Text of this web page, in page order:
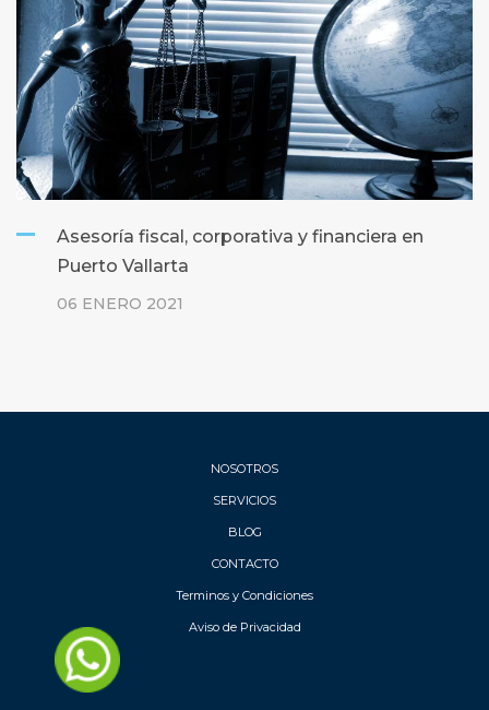
Asesoría fiscal, corporativa y financiera en
Puerto Vallarta
06 ENERO 2021
NOSOTROS
SERVICIOS
BLOG
CONTACTO
Terminos y Condiciones
Aviso de Privacidad